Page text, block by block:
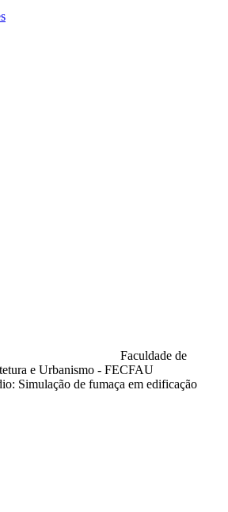
Faculdade de
e Urbanismo - FECFAU
Simulação de fumaça em edificação